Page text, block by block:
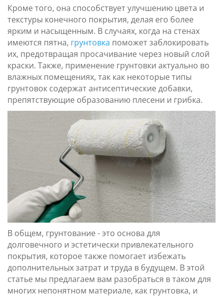
Кроме того, она способствует улучшению цвета и
текстуры конечного покрытия, делая его более
ярким и насыщенным. В случаях, когда на стенах
имеются пятна, грунтовка поможет заблокировать
их, предотвращая просачивание через новый слой
краски. Также, применение грунтовки актуально во
влажных помещениях, так как некоторые типы
грунтовок содержат антисептические добавки,
препятствующие образованию плесени и грибка.
В общем, грунтование - это основа для
долговечного и эстетически привлекательного
покрытия, которое также помогает избежать
дополнительных затрат и труда в будущем. В этой
статье мы предлагаем вам разобраться в таком для
многих непонятном материале, как грунтовка, и